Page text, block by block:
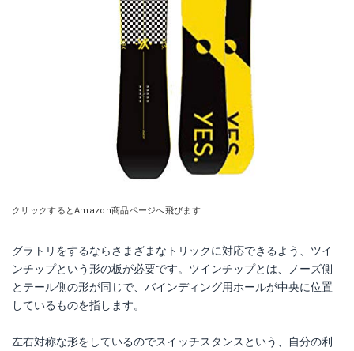
クリックするとAmazon商品ページへ飛びます
グラトリをするならさまざまなトリックに対応できるよう、ツイ
ンチップという形の板が必要です。ツインチップとは、ノーズ側
とテール側の形が同じで、バインディング用ホールが中央に位置
しているものを指します。
左右対称な形をしているのでスイッチスタンスという、自分の利